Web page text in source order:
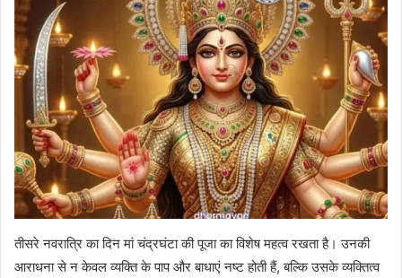
तीसरे नवरात्रि का दिन मां चंद्रघंटा की पूजा का विशेष महत्व रखता है। उनकी
आराधना से न केवल व्यक्ति के पाप और बाधाएं नष्ट होती हैं, बल्कि उसके व्यक्तित्व